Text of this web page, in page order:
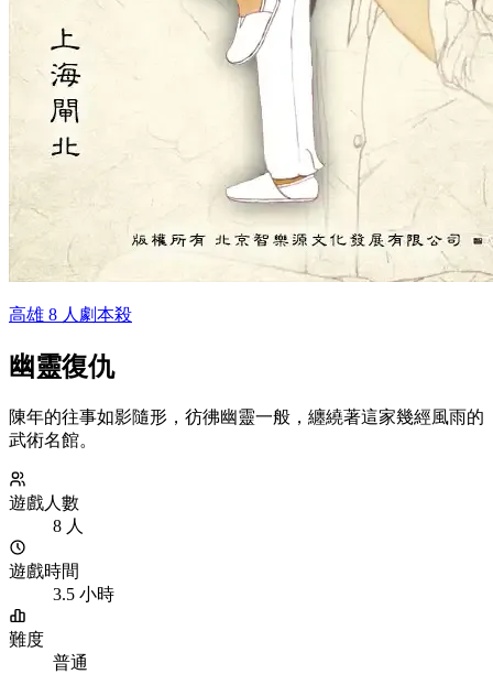
高雄 8 人劇本殺
幽靈復仇
陳年的往事如影隨形，彷彿幽靈一般，纏繞著這家幾經風雨的
武術名館。
遊戲人數
8 人
遊戲時間
3.5 小時
難度
普通